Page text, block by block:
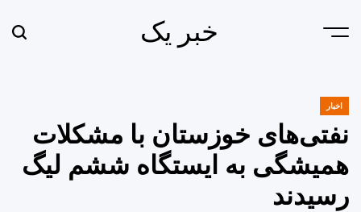
Menu خبر یک
POSTED
اخبار
نفتی‌های خوزستان با مشکلات
همیشگی به ایستگاه ششم لیگ
رسیدند